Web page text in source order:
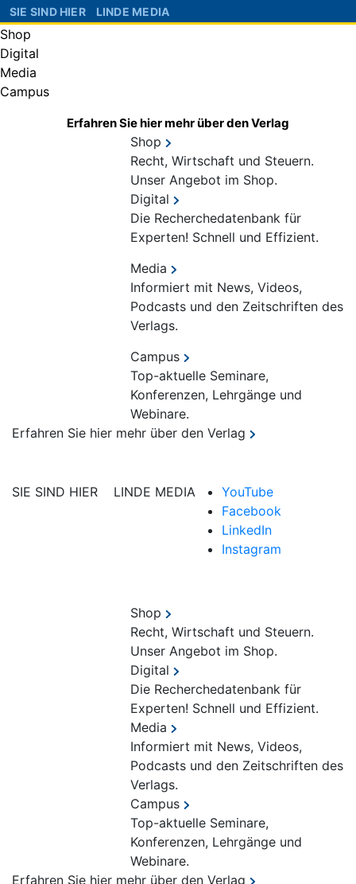
SIE SIND HIER LINDE MEDIA
Shop
Digital
Media
Campus
Erfahren Sie hier mehr über den Verlag
Shop
Recht, Wirtschaft und Steuern.
Unser Angebot im Shop.
Digital
Die Recherchedatenbank für
Experten! Schnell und Effizient.
Media
Informiert mit News, Videos,
Podcasts und den Zeitschriften des
Verlags.
Campus
Top-aktuelle Seminare,
Konferenzen, Lehrgänge und
Webinare.
Erfahren Sie hier mehr über den Verlag
SIE SIND HIER LINDE MEDIA
YouTube
Facebook
LinkedIn
Instagram
Shop
Recht, Wirtschaft und Steuern.
Unser Angebot im Shop.
Digital
Die Recherchedatenbank für
Experten! Schnell und Effizient.
Media
Informiert mit News, Videos,
Podcasts und den Zeitschriften des
Verlags.
Campus
Top-aktuelle Seminare,
Konferenzen, Lehrgänge und
Webinare.
Erfahren Sie hier mehr über den Verlag